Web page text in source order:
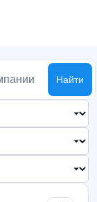
Найти